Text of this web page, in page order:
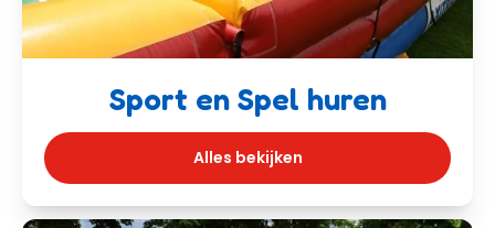
Sport en Spel huren
Alles bekijken